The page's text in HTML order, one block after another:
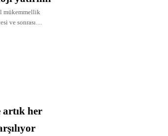
mükemmellik
ve sonrası
her